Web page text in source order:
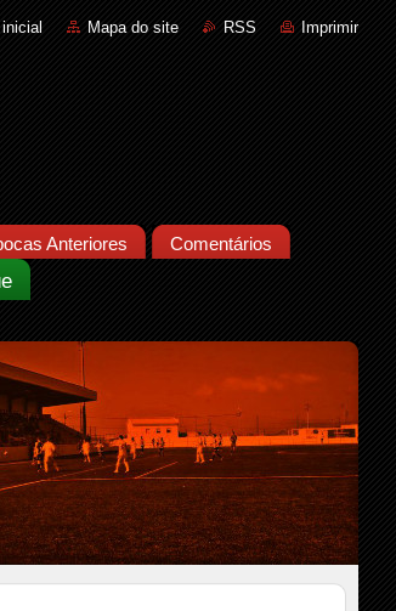
Mapa do site RSS Imprimir
Anteriores Comentários